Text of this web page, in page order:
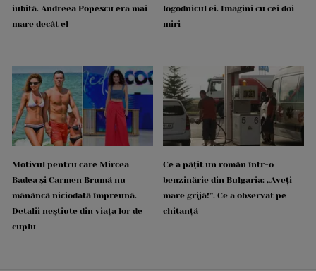
iubită. Andreea Popescu era mai
mare decât el
logodnicul ei. Imagini cu cei doi
miri
Motivul pentru care Mircea
Badea și Carmen Brumă nu
mănâncă niciodată împreună.
Detalii neștiute din viața lor de
cuplu
Ce a pățit un român într-o
benzinărie din Bulgaria: „Aveți
mare grijă!”. Ce a observat pe
chitanță